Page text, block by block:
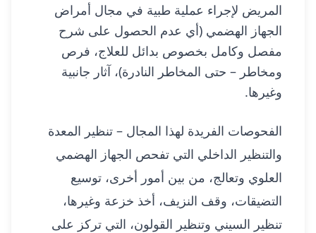
المريض لإجراء عملية طبية في مجال أمراض
الجهاز الهضمي (أي عدم الحصول على شرح
مفصل وكامل بخصوص بدائل للعلاج، فرص
ومخاطر – حتى المخاطر النادرة)، آثار جانبية
وغيرها.
الفحوصات الفريدة لهذا المجال – تنظير المعدة
والتنظير الداخلي التي تفحص الجهاز الهضمي
العلوي وتعالج، من بين أمور أخرى، توسيع
التضيقات، وقف النزيف، أخذ خزعة وغيرها،
تنظير السيني وتنظير القولون، التي تركز على